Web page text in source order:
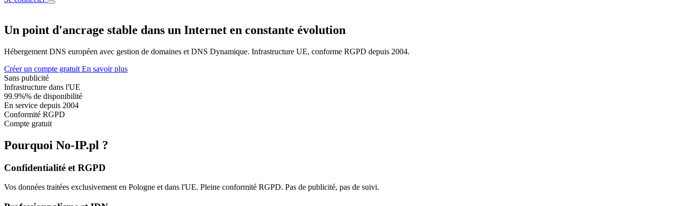
Un point d'ancrage stable dans un Internet en constante évolution
Hébergement DNS européen avec gestion de domaines et DNS Dynamique. Infrastructure UE, conforme RGPD depuis 2004.
Créer un compte gratuit En savoir plus
Sans publicité
Infrastructure dans l'UE
99.9%% de disponibilité
En service depuis 2004
Conformité RGPD
Compte gratuit
Pourquoi No-IP.pl ?
Confidentialité et RGPD
Vos données traitées exclusivement en Pologne et dans l'UE. Pleine conformité RGPD. Pas de publicité, pas de suivi.